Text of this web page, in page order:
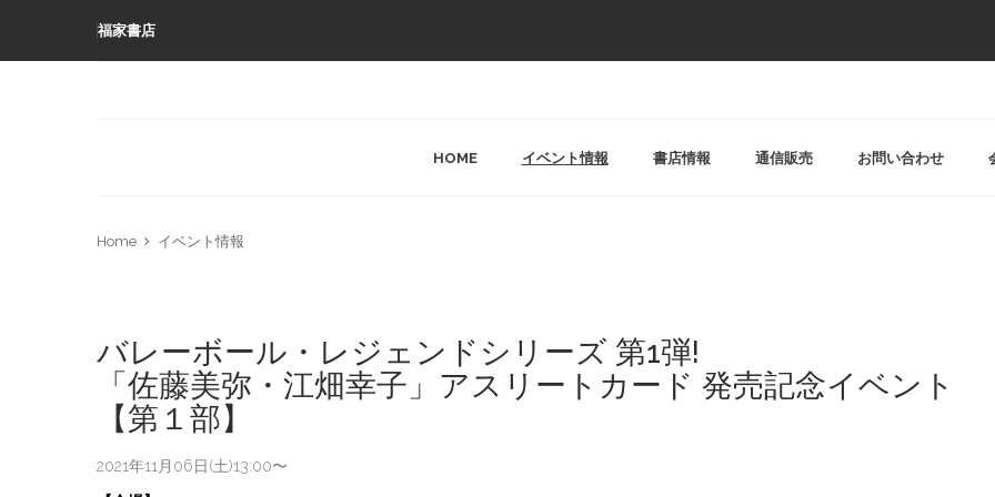
福家書店
HOME イベント情報 書店情報 通信販売 お問い合わせ
Home イベント情報
バレーボール・レジェンドシリーズ 第1弾!
「佐藤美弥・江畑幸子」アスリートカード 発売記念イベント
【第１部】
2021年11月06日(土)13:00〜